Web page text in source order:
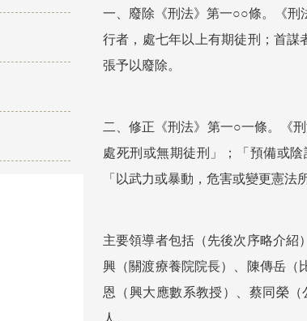
一、廢除《刑法》第一○○條。《刑
行者，處七年以上有期徒刑；首謀
張予以廢除。
二、修正《刑法》第一○一條。《
處死刑或無期徒刑」；「預備或
「以武力或暴動，危害或變更憲
主要領導者包括（先後次序略介紹
興（關渡療養院院長）、陳傳岳（
恩（興大應數系教授）、蔡同榮
人。